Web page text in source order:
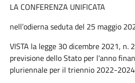
LA CONFERENZA UNIFICATA
nell’odierna seduta del 25 maggio
VISTA la legge 30 dicembre 2021, n.
previsione dello Stato per l'anno
pluriennale per il triennio 2022-